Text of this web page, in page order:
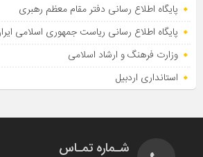
پایگاه اطلاع رسانی دفتر مقام معظم رهبری
پایگاه اطلاع‌ رسانی ریاست‌ جمهوری اسلامی
وزارت فرهنگ و ارشاد اسلامی
استانداری اردبیل
شـماره تمـاس